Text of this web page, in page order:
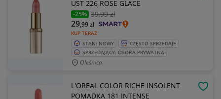
UST 226 ROSE GLACE
-25% 39,99 zł
KUP TERAZ
29,99zł
STAN: NOWY
CZĘSTO SPRZEDAJE
SPRZEDAJĄCY: OSOBA PRYWATNA
Oleśnica
L'OREAL COLOR RICHE INSOLENT
POMADKA 181 INTENSE